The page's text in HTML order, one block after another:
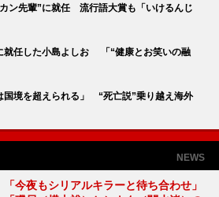
ン先輩”に就任 流行語大賞も「いけるんじ
就任した小島よしお 「“健康とお笑いの融
国境を超えられる」 “死亡説”乗り越え海外
NEWS
「今夜もシリアルキラーと待ち合わせ」